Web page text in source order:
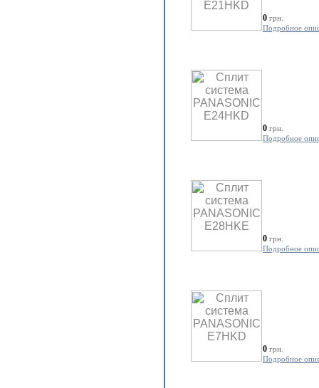
0 грн.
Подробное
0 грн.
Подробное
0 грн.
Подробное
0 грн.
Подробное